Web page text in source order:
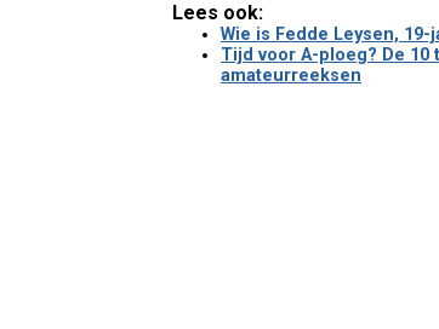
Lees ook:
Wie is Fedde Leysen,
Tijd voor A-ploeg? De
amateurreeksen